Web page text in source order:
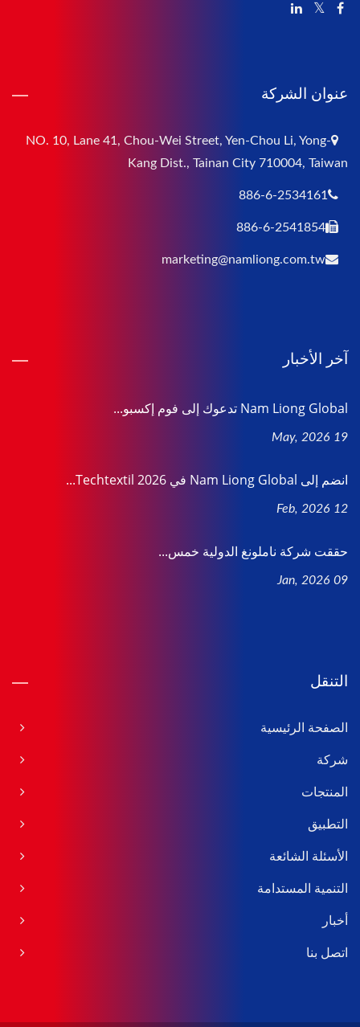
عنوان الشركة
NO. 10, Lane 41, Chou-Wei Street, Yen-Chou Li, Yong-
Kang Dist., Tainan City 710004, Taiwan
886-6-2534161
886-6-2541854
marketing@namliong.com.tw
آخر الأخبار
Nam Liong Global تدعوك إلى فوم إكسبو...
19 May, 2026
انضم إلى Nam Liong Global في Techtextil 2026...
12 Feb, 2026
حققت شركة ناملونغ الدولية خمس...
09 Jan, 2026
التنقل
الصفحة الرئيسية
شركة
المنتجات
التطبيق
الأسئلة الشائعة
التنمية المستدامة
أخبار
اتصل بنا